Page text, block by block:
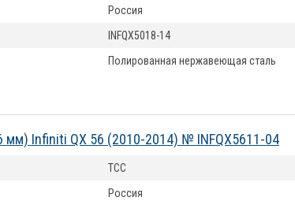
Россия
INFQX5018-14
Полированная нержавеющая сталь
мм) Infiniti QX 56 (2010-2014) № INFQX5611-04
ТСС
Россия